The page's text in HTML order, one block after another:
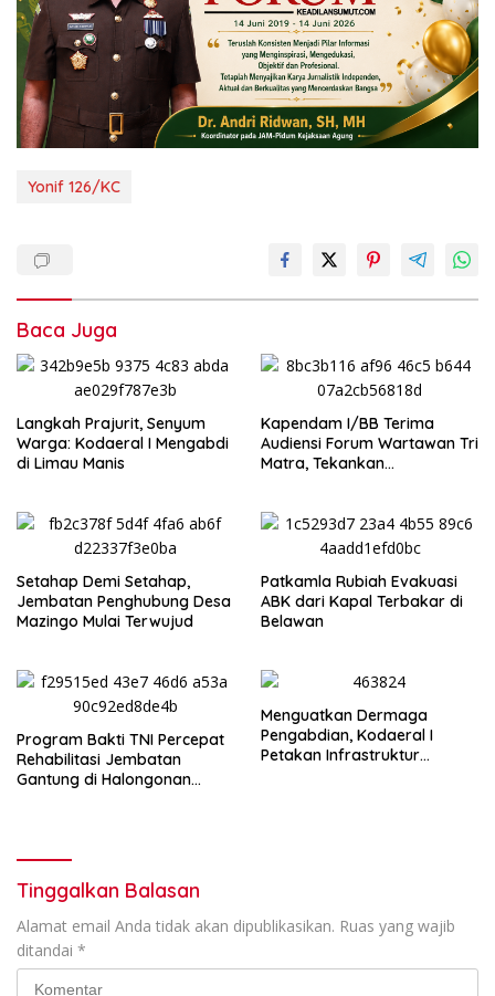
Yonif 126/KC
Baca Juga
‎Langkah Prajurit, Senyum
Warga: Kodaeral I Mengabdi
di Limau Manis
Kapendam I/BB Terima
Audiensi Forum Wartawan Tri
Matra, Tekankan
Setahap Demi Setahap,
Jembatan Penghubung Desa
Mazingo Mulai Terwujud
Patkamla Rubiah Evakuasi
ABK dari Kapal Terbakar di
Belawan
Program Bakti TNI Percepat
Rehabilitasi Jembatan
Gantung di Halongonan
Menguatkan Dermaga
Pengabdian, Kodaeral I
Petakan Infrastruktur
Tinggalkan Balasan
Alamat email Anda tidak akan dipublikasikan. Ruas yang wajib
ditandai *